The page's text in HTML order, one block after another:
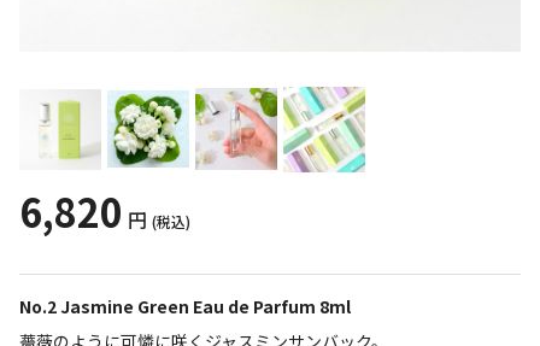
No.2 Jasmine Green Eau de Parfum 8ml
薔薇のように可憐に咲くジャスミンサンバック。
6,820 円 (税込)